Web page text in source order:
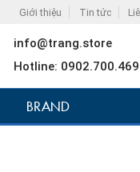
Giới thiệu Tin tức
info@trang.store
Hotline: 0902.700.469
BRAND